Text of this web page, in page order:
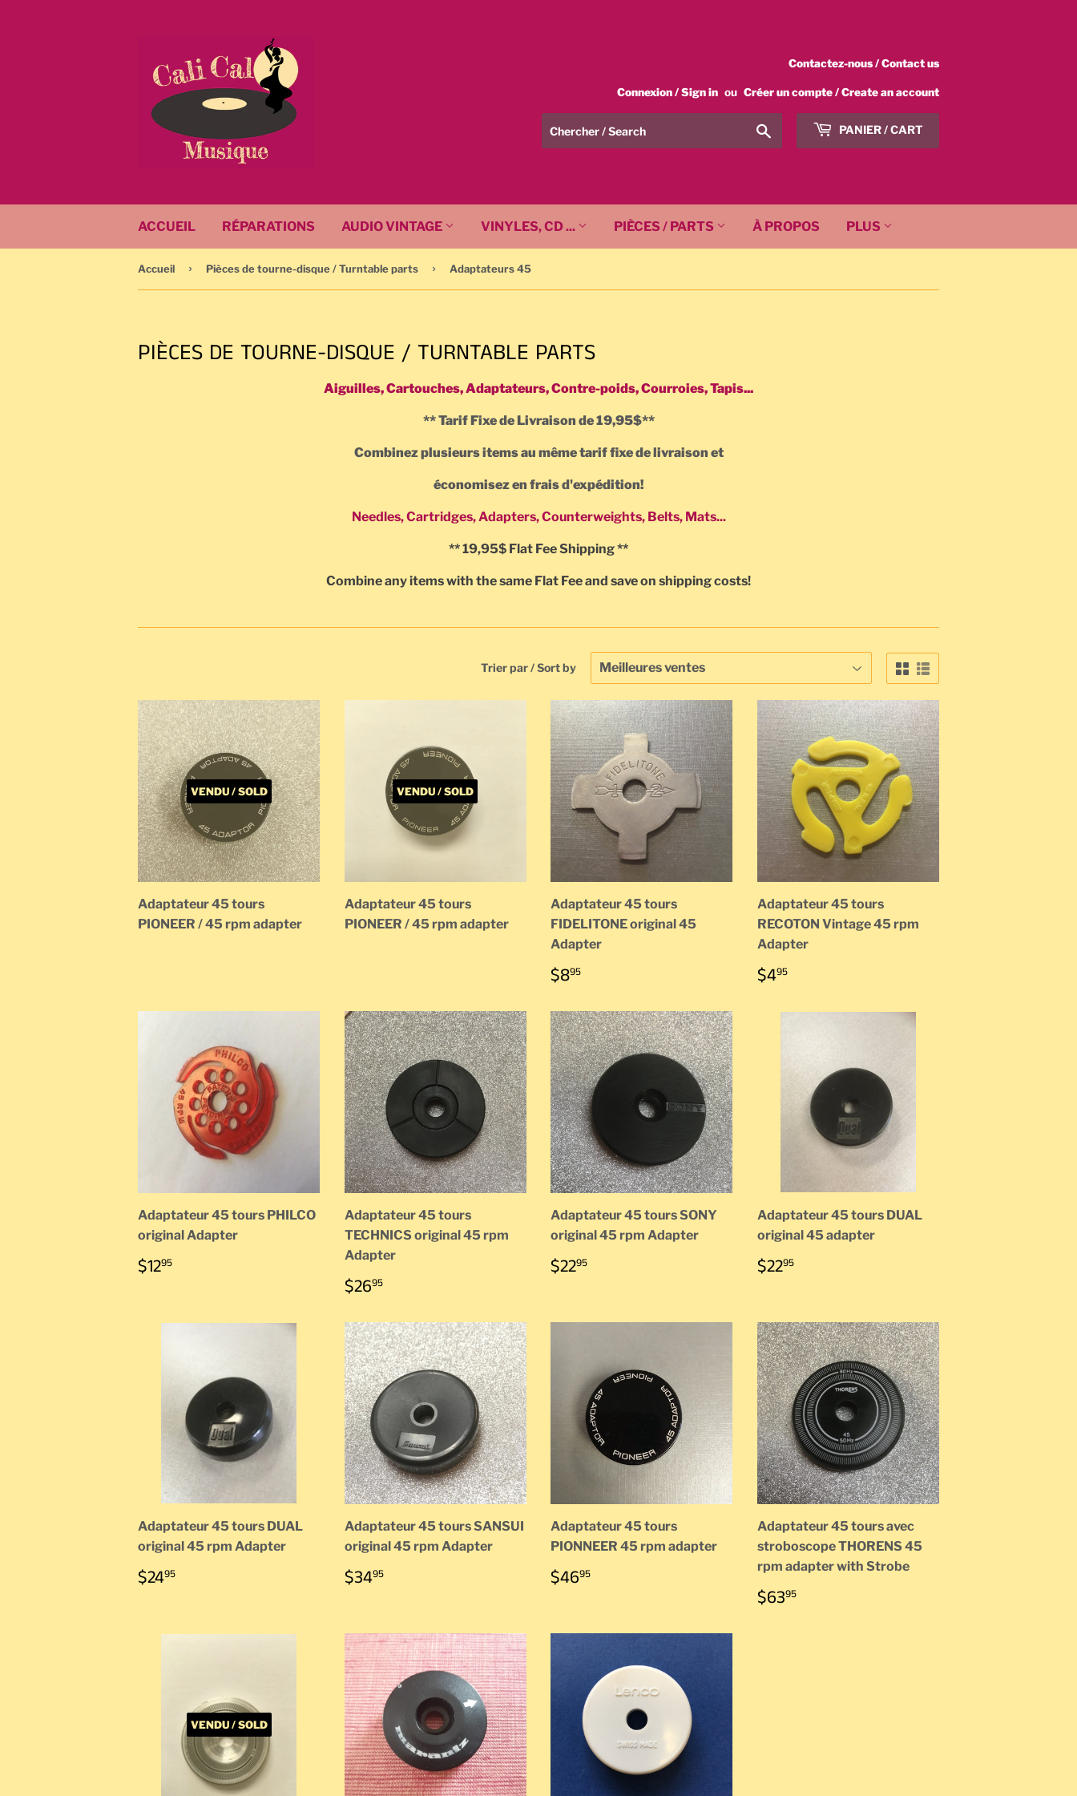
Contactez-nous / Contact us
Connexion / Sign in ou Créer un compte / Create an account
Chercher
/
PANIER / CART
ACCUEIL RÉPARATIONS AUDIO VINTAGE VINYLES, CD ... PIÈCES / PARTS À PROPOS PLUS
Accueil › Pièces de tourne-disque / Turntable parts › Adaptateurs 45
PIÈCES DE TOURNE-DISQUE / TURNTABLE PARTS
Aiguilles, Cartouches, Adaptateurs, Contre-poids, Courroies, Tapis...
** Tarif Fixe de Livraison de 19,95$**
Combinez plusieurs items au même tarif fixe de livraison et
économisez en frais d'expédition!
Needles, Cartridges, Adapters, Counterweights, Belts, Mats...
** 19,95$ Flat Fee Shipping **
Combine any items with the same Flat Fee and save on shipping costs!
Trier par / Sort by
VENDU / SOLD
Adaptateur 45 tours
PIONEER / 45 rpm adapter
VENDU / SOLD
Adaptateur 45 tours
PIONEER / 45 rpm adapter
Adaptateur 45 tours
FIDELITONE original 45
Adapter
PRIX
RÉGULIER
$895
Adaptateur 45 tours
RECOTON Vintage 45 rpm
Adapter
PRIX
RÉGULIER
$495$4.95
Adaptateur 45 tours PHILCO
original Adapter
PRIX
RÉGULIER
$1295
Adaptateur 45 tours
TECHNICS original 45 rpm
Adapter
PRIX
RÉGULIER
$2695$26.95
Adaptateur 45 tours SONY
original 45 rpm Adapter
PRIX
RÉGULIER
$2295
Adaptateur 45 tours DUAL
original 45 adapter
PRIX
RÉGULIER
$2295$22.95
Adaptateur 45 tours DUAL
original 45 rpm Adapter
PRIX
RÉGULIER
$2495
Adaptateur 45 tours SANSUI
original 45 rpm Adapter
PRIX
RÉGULIER
$3495$34.95
Adaptateur 45 tours
PIONNEER 45 rpm adapter
PRIX
RÉGULIER
$4695
Adaptateur 45 tours avec
stroboscope THORENS 45
rpm adapter with Strobe
PRIX
RÉGULIER
$6395$63.95
VENDU / SOLD